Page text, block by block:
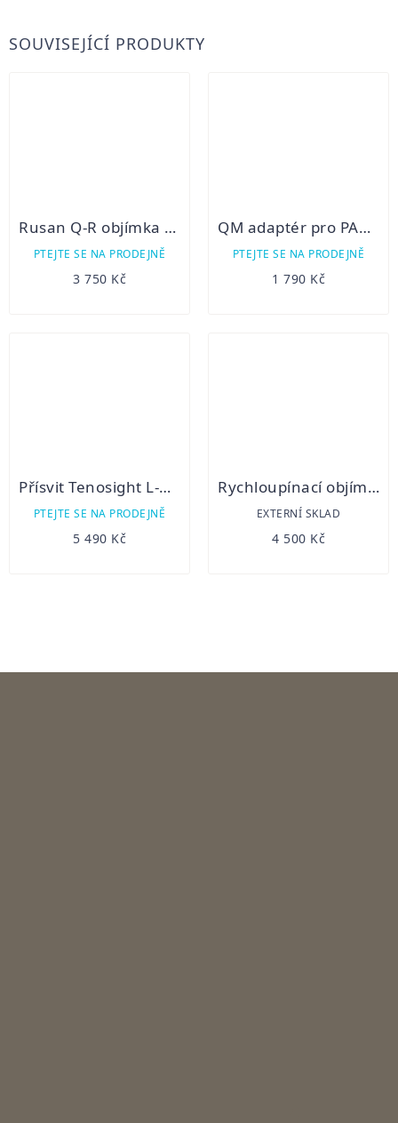
SOUVISEJÍCÍ PRODUKTY
Rusan Q-R objímka pro Pard NV007S pro atypické puškohledy (Swarovski, Zeiss, Leica)
PTEJTE SE NA PRODEJNĚ
3 750 Kč
QM adaptér pro PARD NV007A s weaver lištou
PTEJTE SE NA PRODEJNĚ
1 790 Kč
Přísvit Tenosight L-DUAL 940 + 850 nm Laser
PTEJTE SE NA PRODEJNĚ
5 490 Kč
Rychloupínací objímka Rusan ARH jednodílná pro Hikmicro Thunder a Cheetah
EXTERNÍ SKLAD
4 500 Kč